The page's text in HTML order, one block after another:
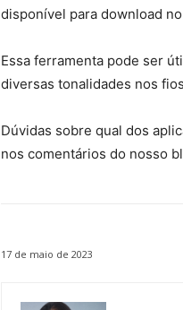
disponível para download
Essa ferramenta pode ser
diversas tonalidades nos
Dúvidas sobre qual dos
nos comentários do nosso
17 de maio de 2023